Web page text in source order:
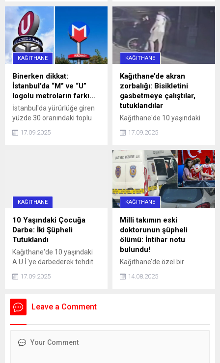
hatalı park nedeniyle
caddeyi araç trafiğine
kapattı. Araç sürücüleri ile
halk otobüsündeki
yurttaşlar, uzun bir süre
aracın sürücüsüne
ulaşmaya ...
KAĞITHANE
Binerken dikkat:
İstanbul’da “M” ve “U”
logolu metroların farkı…
İstanbul'da yürürlüğe giren
yüzde 30 oranındaki toplu
ulaşım zammı, 'U' logolu
metrolar ve Marmaray'da
17.09.2025
KAĞITHANE
Kağıthane’de akran
zorbalığı: Bisikletini
gasbetmeye çalıştılar,
tutuklandılar
Kağıthane'de 10 yaşındaki
çocuğun bisikletini
gasbetmeye çalışan 16 ve
darbettikleri gerekçesiyle
tutuklandı.
17.09.2025
KAĞITHANE
10 Yaşındaki Çocuğa
Darbe: İki Şüpheli
Tutuklandı
Kağıthane'de 10 yaşındaki
A.U.İ.'ye darbederek tehdit
bir aracın çarpmasına neden
yaşındaki E.S. gözaltına
alındı. Şüpheliler, adliyeye
17.09.2025
KAĞITHANE
Milli takımın eski
doktorunun şüpheli
ölümü: İntihar notu
bulundu!
Kağıthane’de özel bir
olarak görev yapan doktor
14.08.2025
Leave a Comment